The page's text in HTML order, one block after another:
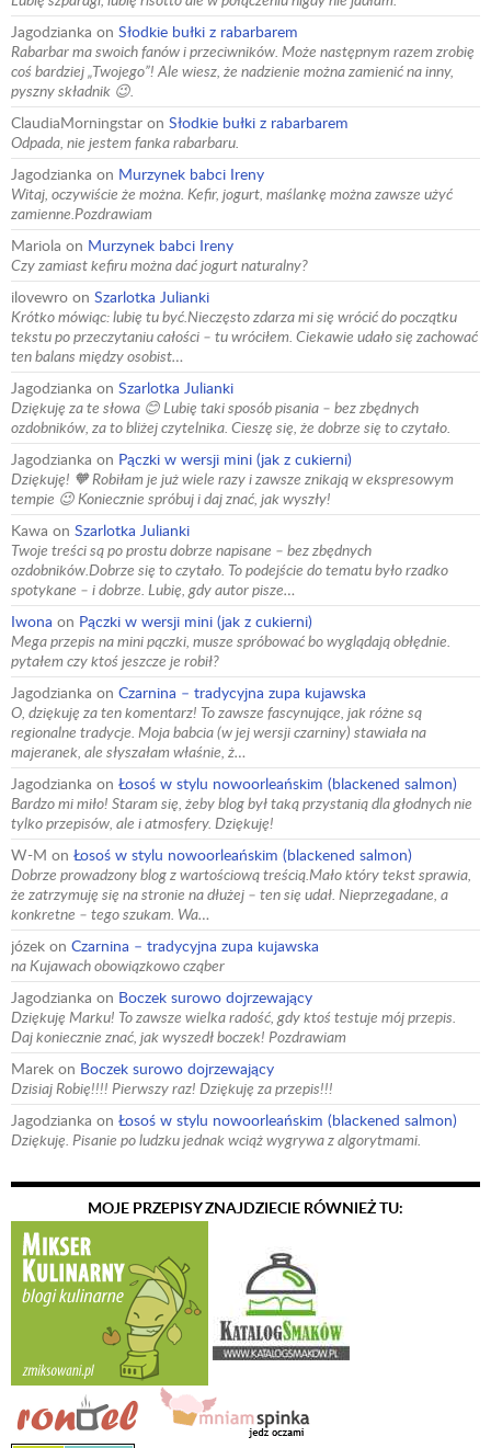
Jagodzianka on Słodkie bułki z rabarbarem
Rabarbar ma swoich fanów i przeciwników. Może następnym razem zrobię
coś bardziej „Twojego”! Ale wiesz, że nadzienie można zamienić na inny,
pyszny składnik 😉.
ClaudiaMorningstar on Słodkie bułki z rabarbarem
Odpada, nie jestem fanka rabarbaru.
Jagodzianka on Murzynek babci Ireny
Witaj, oczywiście że można. Kefir, jogurt, maślankę można zawsze użyć
zamienne.Pozdrawiam
Mariola on Murzynek babci Ireny
Czy zamiast kefiru można dać jogurt naturalny?
ilovewro on Szarlotka Julianki
Krótko mówiąc: lubię tu być.Nieczęsto zdarza mi się wrócić do początku
tekstu po przeczytaniu całości – tu wróciłem. Ciekawie udało się zachować
ten balans między osobist…
Jagodzianka on Szarlotka Julianki
Dziękuję za te słowa 😊 Lubię taki sposób pisania – bez zbędnych
ozdobników, za to bliżej czytelnika. Cieszę się, że dobrze się to czytało.
Jagodzianka on Pączki w wersji mini (jak z cukierni)
Dziękuję! 🧡 Robiłam je już wiele razy i zawsze znikają w ekspresowym
tempie 😉 Koniecznie spróbuj i daj znać, jak wyszły!
Kawa on Szarlotka Julianki
Twoje treści są po prostu dobrze napisane – bez zbędnych
ozdobników.Dobrze się to czytało. To podejście do tematu było rzadko
spotykane – i dobrze. Lubię, gdy autor pisze…
Iwona on Pączki w wersji mini (jak z cukierni)
Mega przepis na mini pączki, musze spróbować bo wyglądają obłędnie.
pytałem czy ktoś jeszcze je robił?
Jagodzianka on Czarnina – tradycyjna zupa kujawska
O, dziękuję za ten komentarz! To zawsze fascynujące, jak różne są
regionalne tradycje. Moja babcia (w jej wersji czarniny) stawiała na
majeranek, ale słyszałam właśnie, ż…
Jagodzianka on Łosoś w stylu nowoorleańskim (blackened salmon)
Bardzo mi miło! Staram się, żeby blog był taką przystanią dla głodnych nie
tylko przepisów, ale i atmosfery. Dziękuję!
W-M on Łosoś w stylu nowoorleańskim (blackened salmon)
Dobrze prowadzony blog z wartościową treścią.Mało który tekst sprawia,
że zatrzymuję się na stronie na dłużej – ten się udał. Nieprzegadane, a
konkretne – tego szukam. Wa…
józek on Czarnina – tradycyjna zupa kujawska
na Kujawach obowiązkowo cząber
Jagodzianka on Boczek surowo dojrzewający
Dziękuję Marku! To zawsze wielka radość, gdy ktoś testuje mój przepis.
Daj koniecznie znać, jak wyszedł boczek! Pozdrawiam
Marek on Boczek surowo dojrzewający
Dzisiaj Robię!!!! Pierwszy raz! Dziękuję za przepis!!!
Jagodzianka on Łosoś w stylu nowoorleańskim (blackened salmon)
Dziękuję. Pisanie po ludzku jednak wciąż wygrywa z algorytmami.
MOJE PRZEPISY ZNAJDZIECIE RÓWNIEŻ TU: